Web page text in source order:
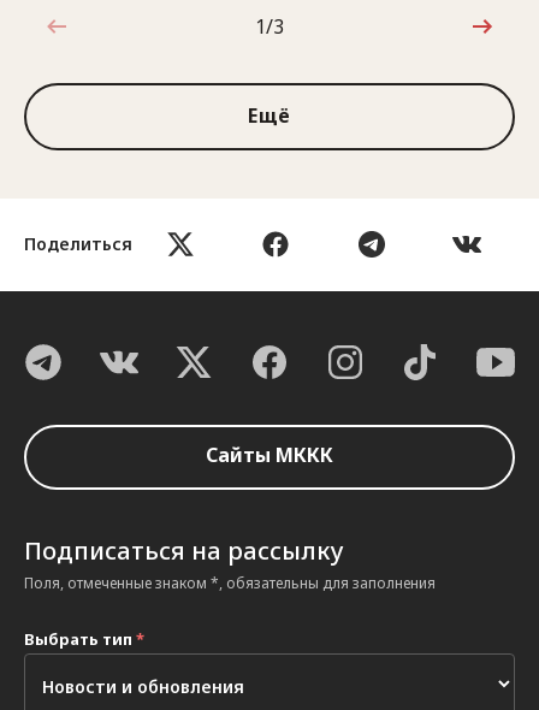
Поделиться
1 из 3
1/3
Ещё
Сайты МККК
Подписаться на рассылку
Поля, отмеченные знаком *, обязательны для заполнения
Выбрать тип *